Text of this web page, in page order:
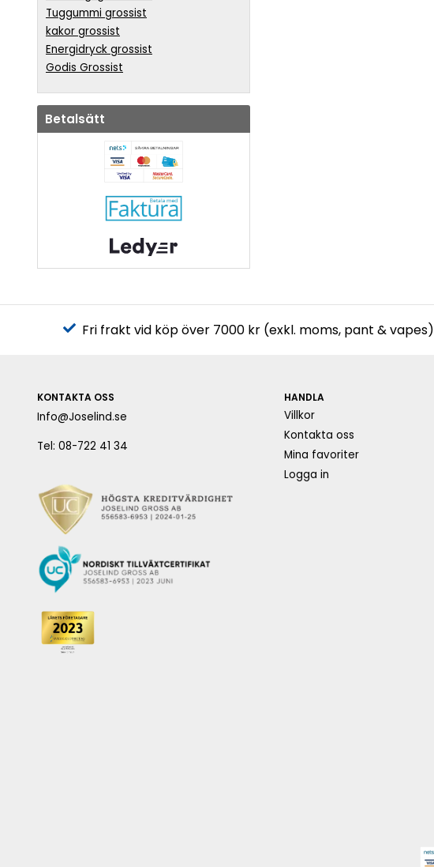
Tuggummi grossist
kakor grossist
Energidryck grossist
Godis Grossist
Betalsätt
Fri frakt vid köp över 7000 kr (exkl. moms, pant & vapes)
KONTAKTA OSS
Info@Joselind.se
Tel: 08-722 41 34
HANDLA
Villkor
Kontakta oss
Mina favoriter
Logga in